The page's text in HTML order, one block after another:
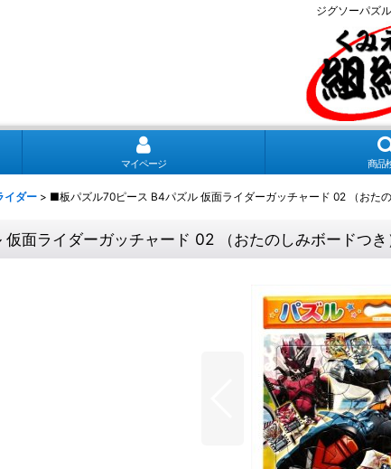
ジグソーパズ
マイページ 商品
イダー > ■板パズル70ピース B4パズル 仮面ライダーガッチャード 02 （おた
面ライダーガッチャード 02 （おたのしみボードつ